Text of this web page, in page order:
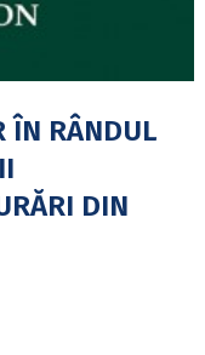
ÎN RÂNDUL
DIN